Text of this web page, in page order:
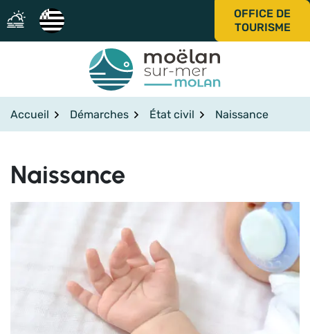
Aller
au
contenu
OFFICE DE
TOURISME
Accueil Démarches État civil Naissance
Naissance